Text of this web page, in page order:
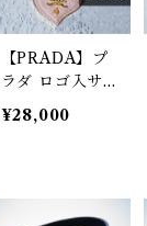
【PRADA】プ
ラダ ロゴ入サ
ー ハートキー
¥28,000